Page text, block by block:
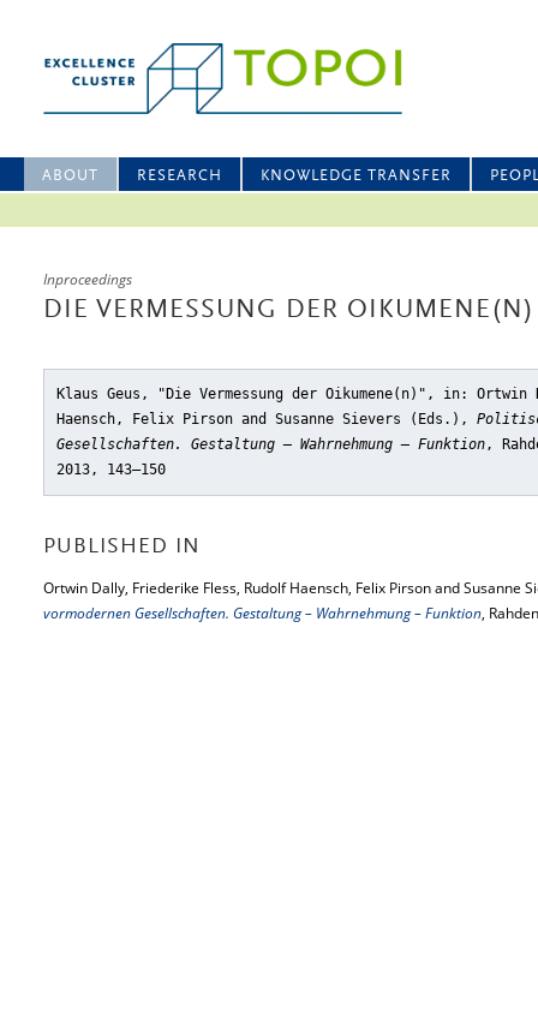
ABOUT RESEARCH KNOWLEDGE TRANSFER
Inproceedings
DIE VERMESSUNG DER OIKUMENE(N)
Klaus Geus, "Die Vermessung der Oikumene(n)" , in: Ortwin
Haensch, Felix Pirson and Susanne Sievers (Eds.),
Gesellschaften. Gestaltung – Wahrnehmung – Funktion,
2013, 143–150
PUBLISHED IN
Ortwin Dally, Friederike Fless, Rudolf Haensch, Felix Pirson and Susanne
vormodernen Gesellschaften. Gestaltung – Wahrnehmung – Funktion,